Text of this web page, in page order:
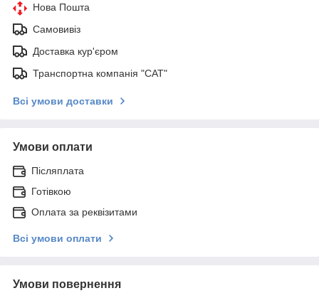
Нова Пошта
Самовивіз
Доставка кур'єром
Транспортна компанія "САТ"
Всі умови доставки
Умови оплати
Післяплата
Готівкою
Оплата за реквізитами
Всі умови оплати
Умови повернення